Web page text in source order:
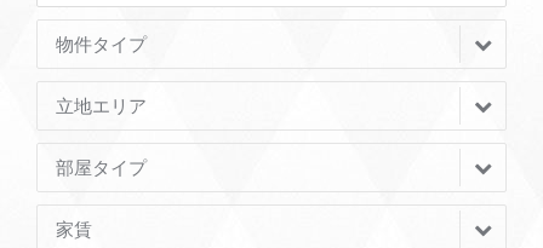
物件タイプ
立地エリア
部屋タイプ
家賃